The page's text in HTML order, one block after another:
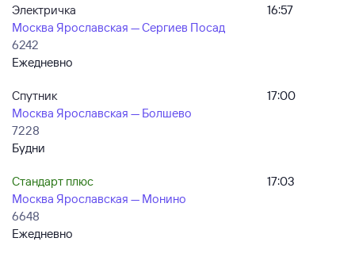
Электричка
Москва Ярославская — Сергиев Посад
6242
Ежедневно
16:57
Спутник
Москва Ярославская — Болшево
7228
Будни
17:00
Стандарт плюс
Москва Ярославская — Монино
6648
Ежедневно
17:03